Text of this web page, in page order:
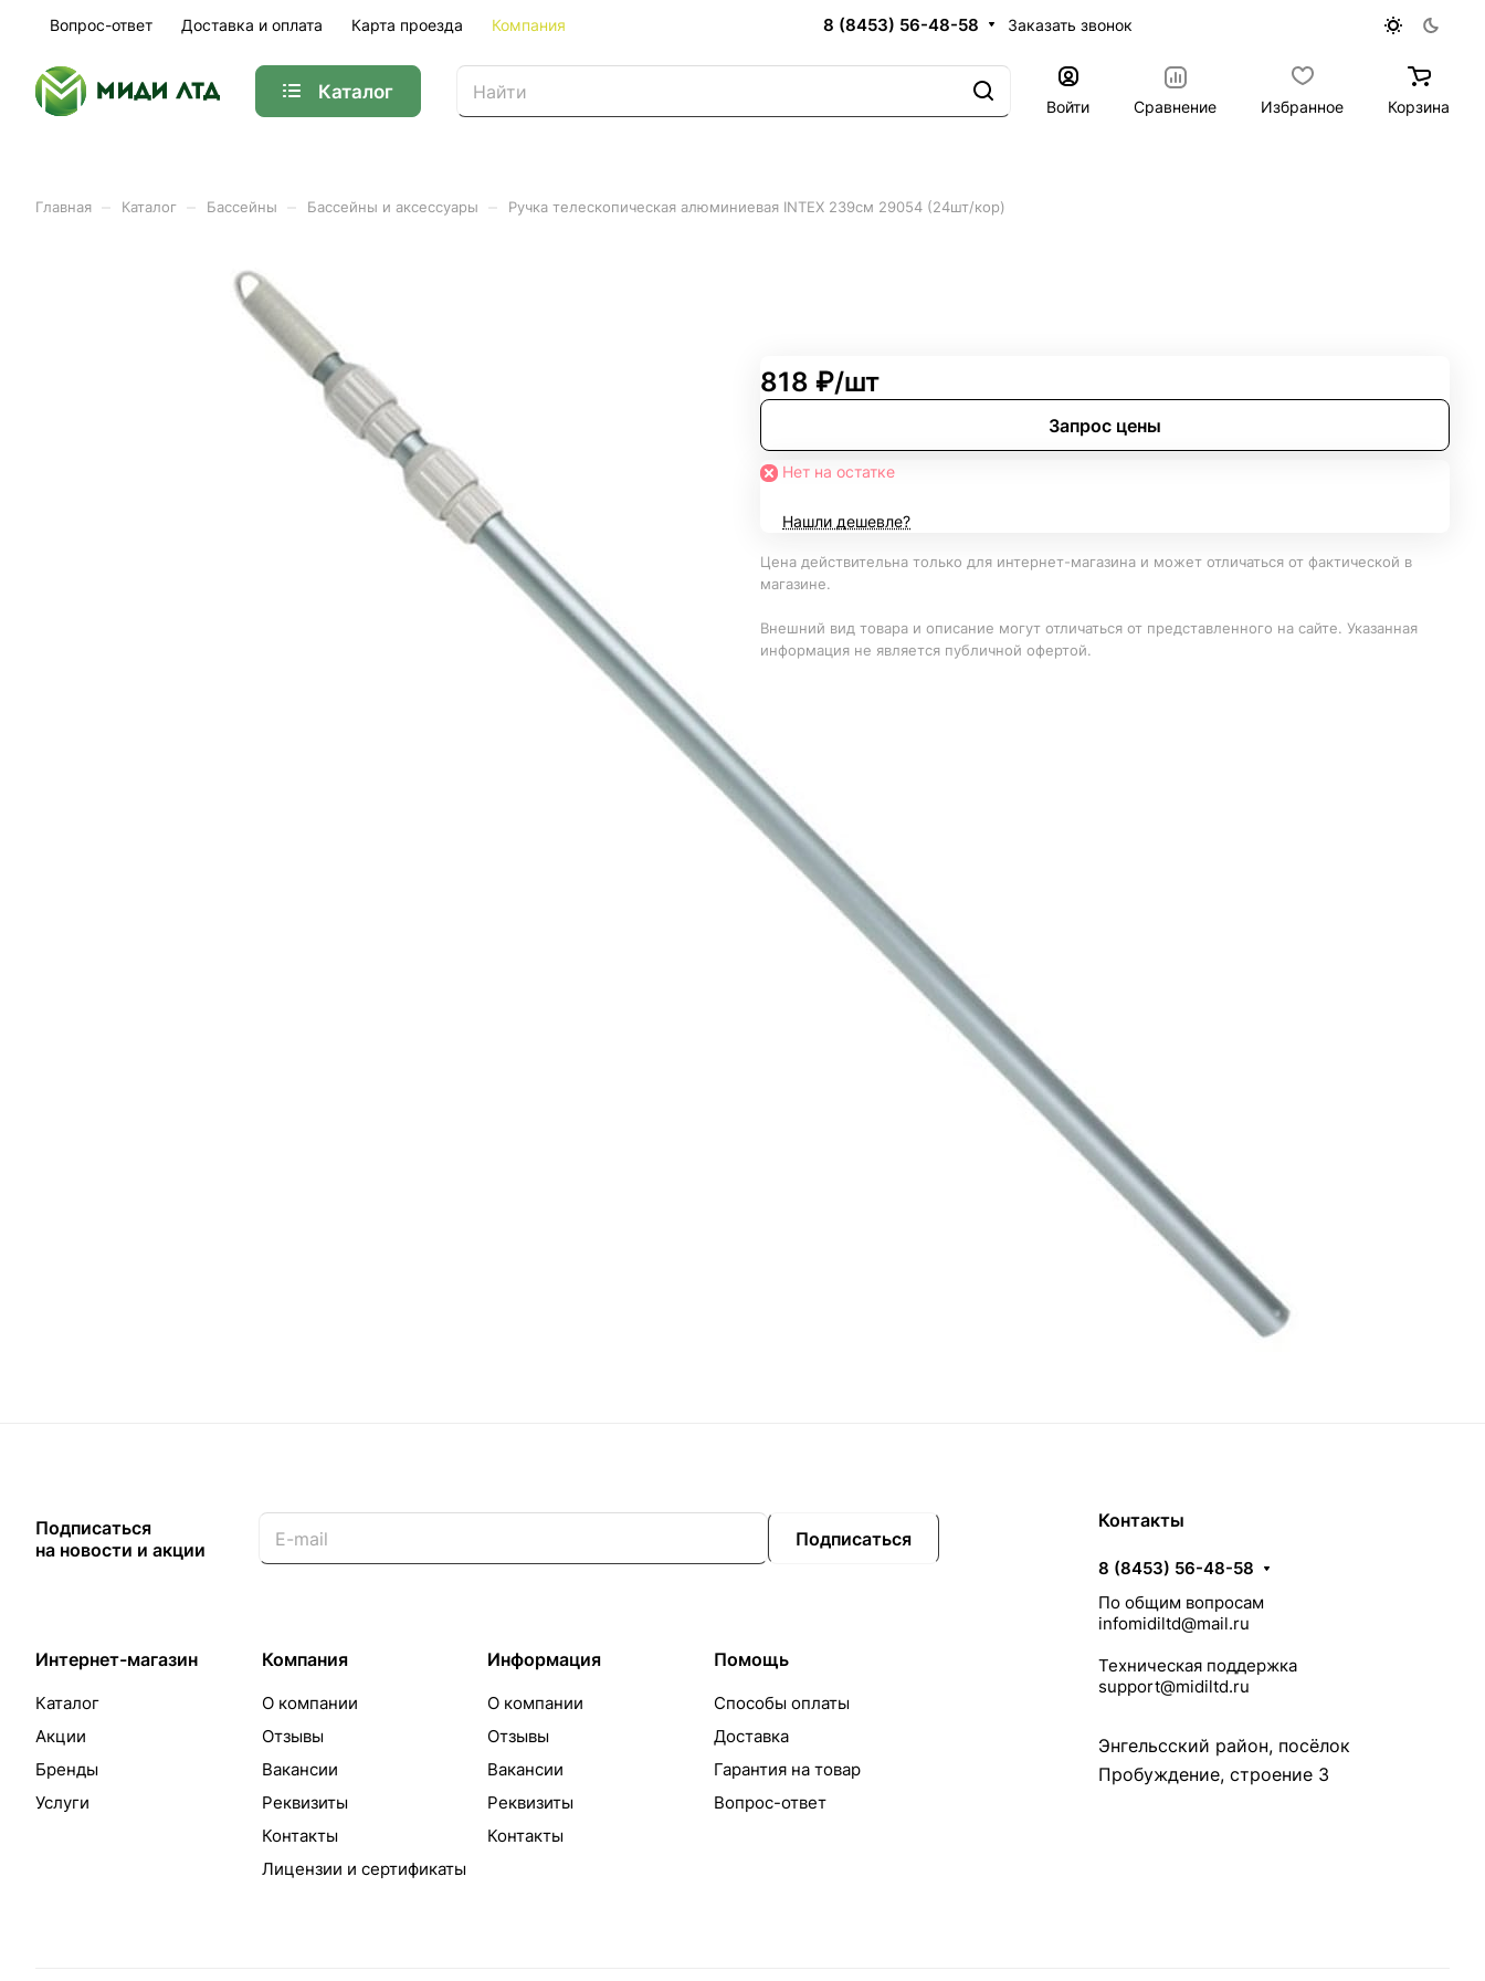
Вопрос-ответ Доставка и оплата Карта проезда Компания 8 (8453) 56-48-58 Заказать звонок
Каталог
Войти Сравнение Избранное Корзина
Главная Каталог Бассейны Бассейны и аксессуары Ручка телескопическая алюминиевая INTEX 239см 29054 (24шт/кор)
Ручка телескопическая алюминиевая INTEX 239см 29054 (24шт/кор)
818 ₽/шт
Запрос цены
Нет на остатке
Нашли дешевле?
Цена действительна только для интернет-магазина и может отличаться от фактической в
магазине.
Внешний вид товара и описание могут отличаться от представленного на сайте. Указанная
информация не является публичной офертой.
Телескопическая алюминиевая ручка-держатель для сачков и щеток, и специализированных насадок, предназначенных для очистки бассейнов, длина
Подписаться
на новости и акции
Подписаться
Интернет-магазин
Каталог
Акции
Бренды
Услуги
Компания
О компании
Отзывы
Вакансии
Реквизиты
Контакты
Лицензии и сертификаты
Информация
О компании
Отзывы
Вакансии
Реквизиты
Контакты
Помощь
Способы оплаты
Доставка
Гарантия на товар
Вопрос-ответ
Контакты
8 (8453) 56-48-58
По общим вопросам
infomidiltd@mail.ru
Техническая поддержка
support@midiltd.ru
Энгельсский район, посёлок
Пробуждение, строение 3